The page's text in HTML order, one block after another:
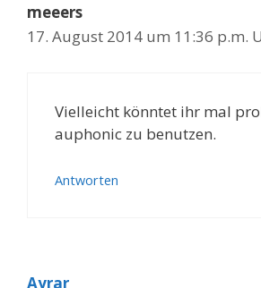
meeers
17. August 2014 um 11:36 p.m.
Vielleicht könntet ihr mal
auphonic zu benutzen.
Antworten
Ayrar